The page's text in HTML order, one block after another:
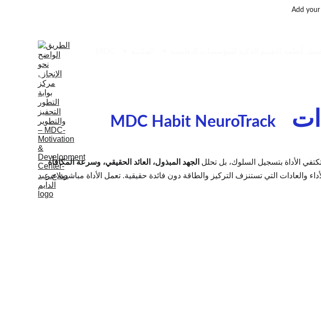
Add
MDC Habit NeuroTrack
الجهد المبذول، العائد الحقيقي، وسرعة المكافأة
والعادات التي تستنزف التركيز والطاقة دون فائدة حقيقية. تعمل الأداة مباشرة عبر